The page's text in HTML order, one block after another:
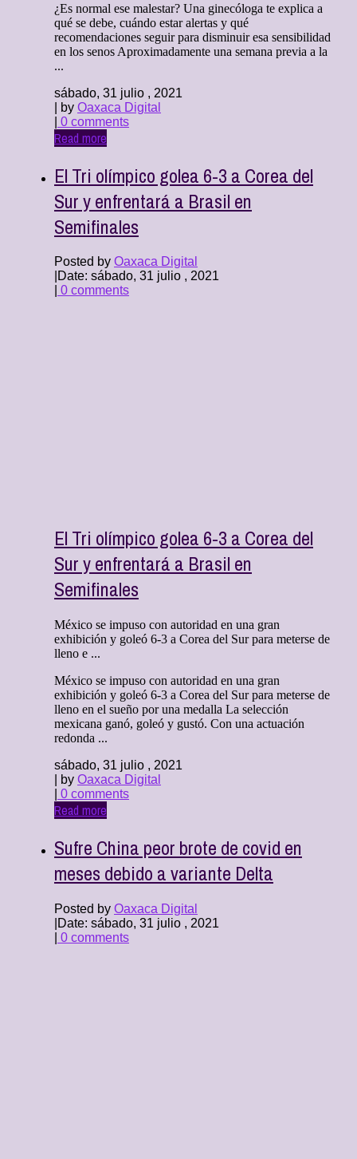
¿Es normal ese malestar? Una ginecóloga te explica a
qué se debe, cuándo estar alertas y qué
recomendaciones seguir para disminuir esa sensibilidad
en los senos Aproximadamente una semana previa a la
...
sábado, 31 julio , 2021
| by Oaxaca Digital
0 comments
Read more
El Tri olímpico golea 6-3 a Corea del
Sur y enfrentará a Brasil en
Semifinales
Posted by Oaxaca Digital
Date: sábado, 31 julio , 2021
0 comments
El Tri olímpico golea 6-3 a Corea del
Sur y enfrentará a Brasil en
Semifinales
México se impuso con autoridad en una gran
exhibición y goleó 6-3 a Corea del Sur para meterse de
lleno e ...
México se impuso con autoridad en una gran
exhibición y goleó 6-3 a Corea del Sur para meterse de
lleno en el sueño por una medalla La selección
mexicana ganó, goleó y gustó. Con una actuación
redonda ...
sábado, 31 julio , 2021
| by Oaxaca Digital
0 comments
Read more
Sufre China peor brote de covid en
meses debido a variante Delta
Posted by Oaxaca Digital
Date: sábado, 31 julio , 2021
0 comments